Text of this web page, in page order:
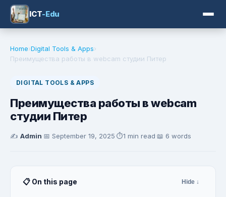
ICT-Edu
Home›Digital Tools & Apps›
Преимущества работы в webcam студии Питер
DIGITAL TOOLS & APPS
Преимущества работы в webcam
студии Питер
✍️ Admin·📅 September 19, 2025·⏱️1 min read·📖 6 words
📋 On this page Hide ↓